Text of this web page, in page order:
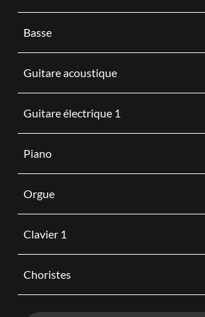
Basse
Guitare acoustique
Guitare électrique 1
Piano
Orgue
Clavier 1
Choristes